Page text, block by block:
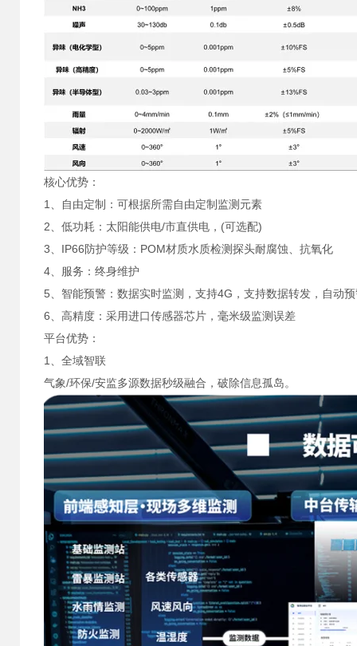
核心优势：
1、自由定制：可根据所需自由定制监测元素
2、低功耗：太阳能供电/市直供电，(可选配)
3、IP66防护等级：POM材质水质检测探头耐腐蚀、抗氧化
4、服务：终身维护
5、智能预警：数据实时监测，支持4G，支持数据转发，自动
6、高精度：采用进口传感器芯片，毫米级监测误差
平台优势：
1、全域智联
气象/环保/安监多源数据秒级融合，破除信息孤岛。